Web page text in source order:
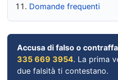
Domande frequenti
Accusa di falso o
335 669 3954. La prima
due falsità ti contestano.